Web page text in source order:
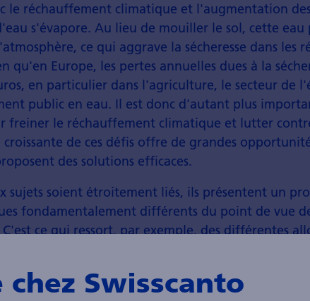
le réchauffement climatique et l'augmentation
s'évapore. Au lieu de mouiller le sol, cette eau
ce qui aggrave la sécheresse dans les
qu'en Europe, les pertes annuelles dues à la
en particulier dans l'agriculture, le secteur de
public en eau. Il est donc d'autant plus
freiner le réchauffement climatique et lutter
de ces défis offre de grandes
des solutions efficaces.
sujets soient étroitement liés, ils présentent un
fondamentalement différents du point de vue
ce qui ressort, par exemple, des différentes
chez Swisscanto